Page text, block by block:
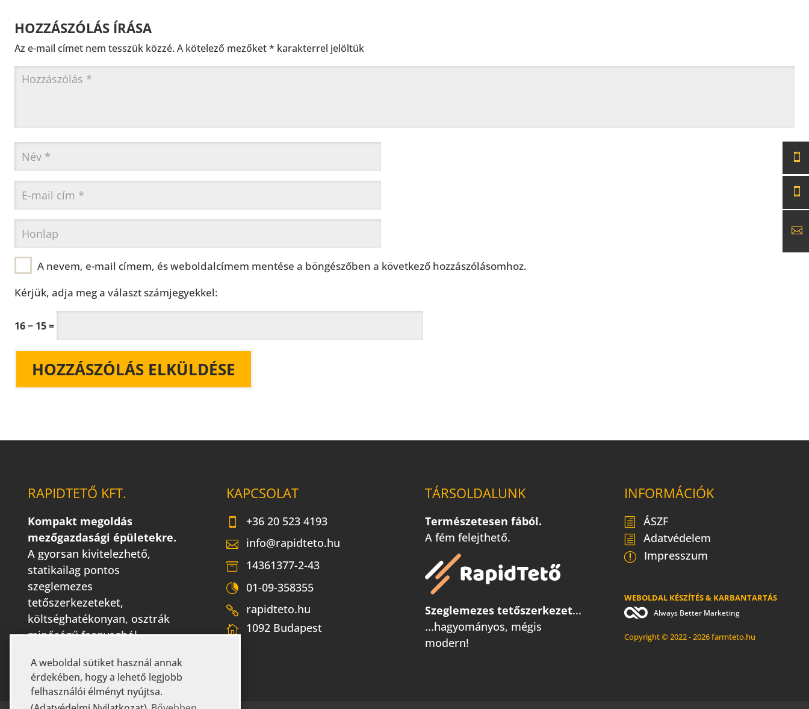
A weboldal sütiket használ annak
érdekében, hogy a lehető legjobb
felhasználói élményt nyújtsa.
HOZZÁSZÓLÁS ÍRÁSA
Az e-mail címet nem tesszük közzé. A kötelező mezőket* karakterrel jelöltük
A nevem, e-mail címem, és weboldalcímem mentése a böngészőben a következő hozzászólásomhoz.
Kérjük, adja meg a választ számjegyekkel:
16 − 15 =
RAPIDTETŐ KFT.
Kompakt megoldás
mezőgazdasági épületekre.
A gyorsan kivitelezhető,
statikailag pontos
szeglemezes
tetőszerkezeteket,
költséghatékonyan, osztrák
minőségű faanyagból
KAPCSOLAT
+36 20 523 4193
info@rapidteto.hu
14361377-2-43
01-09-358355
rapidteto.hu
1092 Budapest
TÁRSOLDALUNK
Természetesen fából.
A fém felejthető.
Szeglemezes tetőszerkezet...
...hagyományos, mégis
modern!
INFORMÁCIÓK
ÁSZF
Adatvédelem
Impresszum
WEBOLDAL KÉSZÍTÉS & KARBANTARTÁS
Always Better Marketing
Copyright © 2022 - 2026 farmteto.hu